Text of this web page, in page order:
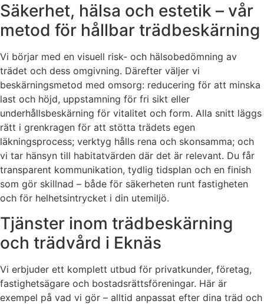
Säkerhet, hälsa och estetik – vår
metod för hållbar trädbeskärning
Vi börjar med en visuell risk- och hälsobedömning av
trädet och dess omgivning. Därefter väljer vi
beskärningsmetod med omsorg: reducering för att minska
last och höjd, uppstamning för fri sikt eller
underhållsbeskärning för vitalitet och form. Alla snitt läggs
rätt i grenkragen för att stötta trädets egen
läkningsprocess; verktyg hålls rena och skonsamma; och
vi tar hänsyn till habitatvärden där det är relevant. Du får
transparent kommunikation, tydlig tidsplan och en finish
som gör skillnad – både för säkerheten runt fastigheten
och för helhetsintrycket i din utemiljö.
Tjänster inom trädbeskärning
och trädvård i Eknäs
Vi erbjuder ett komplett utbud för privatkunder, företag,
fastighetsägare och bostadsrättsföreningar. Här är
exempel på vad vi gör – alltid anpassat efter dina träd och